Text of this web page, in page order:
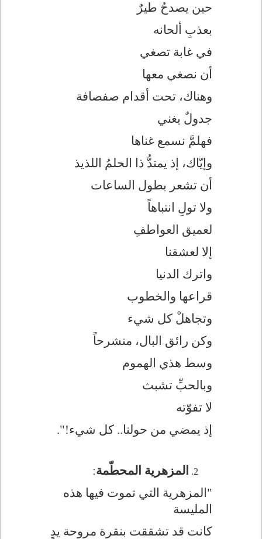
حين يصدحُ طيرٌ
بعذبِ ألحانه
في غابة تصغي
أن نصغي معها
وهناك، تحت أقدام صفصافة
جدولٌ يغني
فهلمَّ نسمع غناها
وإيّاك، إذ يمتدُّ ذا الحلمُ اللذيذ
أن تشعر بطول الساعات
ولا تولِ انتباهاً
لعميق العواطفِ
إلا لعشقنا
واترك الدنيا
قراعها والخطوب
وتجاهلْ كل شيء
وكن رائق البال، منشرحاً
وسط هذي الهموم
وبالحبِّ تشبث
لا تفوّته
إذ يمضي من حولنا.. كل شيء!
".
المزهرية المحطّمة:
"المزهرية التي تموت فيها هذه
المليسة
كانت قد تشققت بنقرة مروحة يدٍ